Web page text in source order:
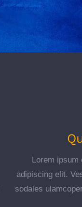
Lorem
adipiscing elit.
sodales